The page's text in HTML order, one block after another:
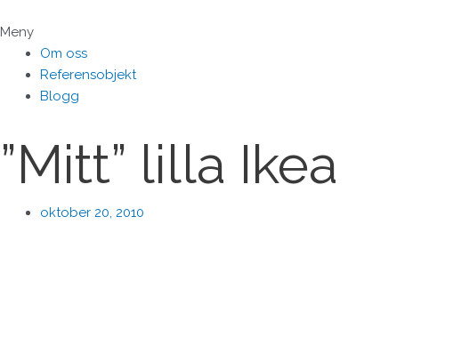
till
innehåll
Meny
Om oss
Referensobjekt
Blogg
”Mitt” lilla Ikea
oktober 20, 2010